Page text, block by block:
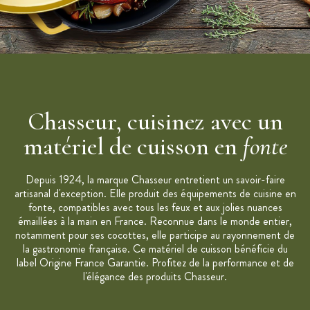
Cocotte en fonte émaillée
Emaillage fait main
Couvercle strié : répartit uniformément l'humidité et les
saveurs
Garantie à vie
Origine France Garantie
Marque : Chasseur
Chasseur, cuisinez avec un
matériel de cuisson en fonte
Depuis 1924, la marque Chasseur entretient un savoir-faire
artisanal d'exception. Elle produit des équipements de cuisine en
fonte, compatibles avec tous les feux et aux jolies nuances
émaillées à la main en France. Reconnue dans le monde entier,
notamment pour ses cocottes, elle participe au rayonnement de
la gastronomie française. Ce matériel de cuisson bénéficie du
label Origine France Garantie. Profitez de la performance et de
l'élégance des produits Chasseur.